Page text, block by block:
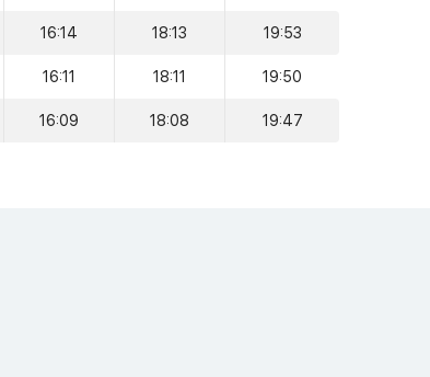
16:14 18:13 19:53
16:11 18:11 19:50
16:09 18:08 19:47